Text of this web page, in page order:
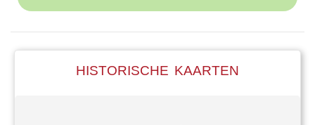
HISTORISCHE KAARTEN